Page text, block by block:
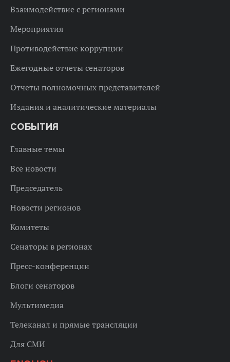
Взаимодействие с регионами
Мероприятия
Противодействие коррупции
Ежегодные отчеты сенаторов
Отчеты полномочных представителей
Издания и аналитические материалы
СОБЫТИЯ
Главные темы
Все новости
Председатель
Новости регионов
Комитеты
Сенаторы в регионах
Пресс-конференции
Блоги сенаторов
Мультимедиа
Телеканал и прямые трансляции
Для СМИ